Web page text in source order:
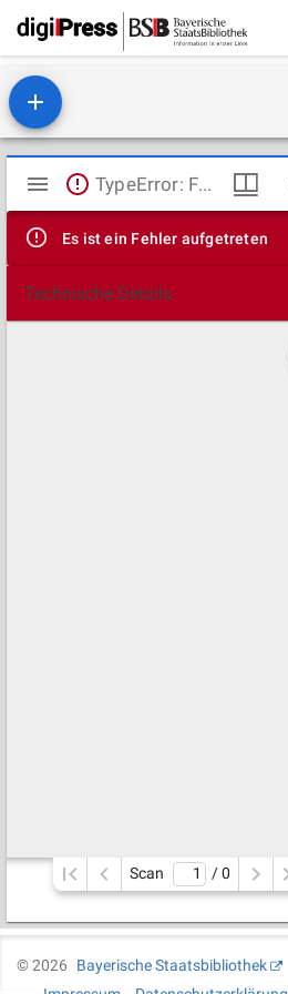
Mirador
Viewer
TypeError: Failed to fetch
Es ist ein Fehler aufgetreten
Technische Details
Scan / 0
©2026
Bayerische Staatsbibliothek